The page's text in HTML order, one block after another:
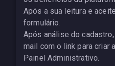
Após a sua leitura e
formulário.
Após análise do
mail com o link para criar
Painel Administrativo.